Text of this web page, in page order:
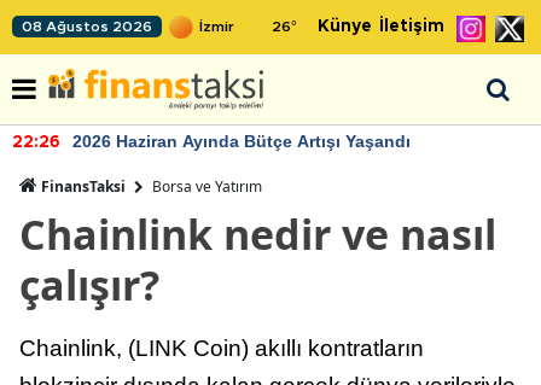
08 Ağustos 2026 26° Künye İletişim
22:26 2026 Haziran Ayında Bütçe Artışı Yaşandı
FinansTaksi Borsa ve Yatırım
Chainlink nedir ve nasıl
çalışır?
Chainlink, (LINK Coin) akıllı kontratların